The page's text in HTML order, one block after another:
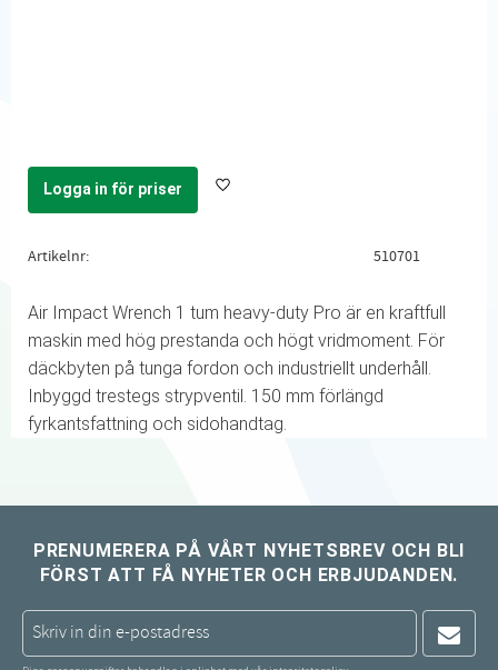
Logga in för priser Lägg till i favoriter
Artikelnr 510701
Air Impact Wrench 1 tum heavy-duty Pro är en kraftfull
maskin med hög prestanda och högt vridmoment. För
däckbyten på tunga fordon och industriellt underhåll.
Inbyggd trestegs strypventil. 150 mm förlängd
fyrkantsfattning och sidohandtag.
PRENUMERERA PÅ VÅRT NYHETSBREV OCH BLI
FÖRST ATT FÅ NYHETER OCH ERBJUDANDEN.